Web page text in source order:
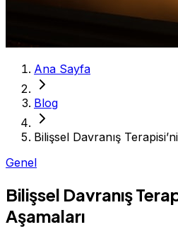
Ana Sayfa
Blog
Bilişsel Davranış
Genel
Bilişsel Davranış
Aşamaları